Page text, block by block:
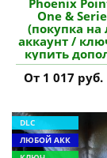
One &
(покупка
аккаунт /
купить
От 1 017 руб.
DLC
ЛЮБОЙ АКК